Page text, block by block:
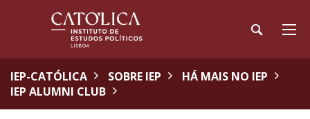
IEP-CATÓLICA SOBRE IEP
HÁ MAIS NO IEP
IEP ALUMNI CLUB